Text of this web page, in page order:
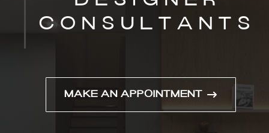
MAKE AN APPOINTMENT